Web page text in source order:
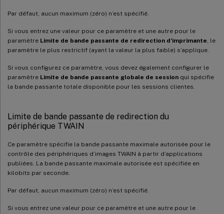
Par défaut, aucun maximum (zéro) n’est spécifié.
Si vous entrez une valeur pour ce paramètre et une autre pour le
paramètre Limite de bande passante de redirection d’imprimante , le
paramètre le plus restrictif (ayant la valeur la plus faible) s’applique.
Si vous configurez ce paramètre, vous devez également configurer le
paramètre Limite de bande passante globale de session qui spécifie
la bande passante totale disponible pour les sessions clientes.
Limite de bande passante de redirection du
périphérique TWAIN
Ce paramètre spécifie la bande passante maximale autorisée pour le
contrôle des périphériques d’images TWAIN à partir d’applications
publiées. La bande passante maximale autorisée est spécifiée en
kilobits par seconde.
Par défaut, aucun maximum (zéro) n’est spécifié.
Si vous entrez une valeur pour ce paramètre et une autre pour le